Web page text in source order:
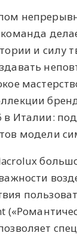
и силу
в Италии:
модели